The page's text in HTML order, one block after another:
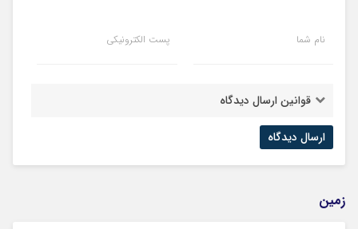
نام شما پست الکترونیکی
قوانین ارسال دیدگاه
زمین